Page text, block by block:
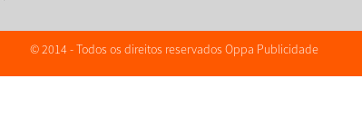
© 2014 - Todos os direitos reservados Oppa Publicidade